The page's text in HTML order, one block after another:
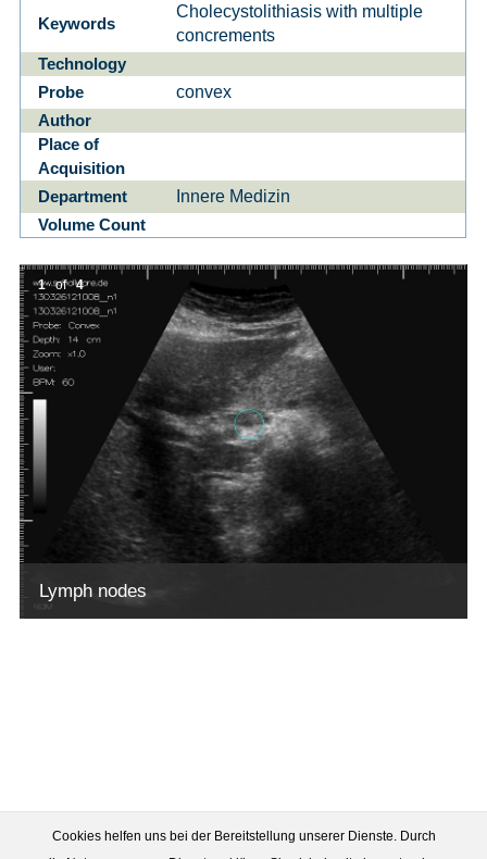
Keywords
Cholecystolithiasis with multiple
concrements
Technology
Probe
convex
Author
Place of
Acquisition
Department
Innere Medizin
Volume Count
Lymph nodes
1 of 4
Cookies helfen uns bei der Bereitstellung unserer Dienste. Durch